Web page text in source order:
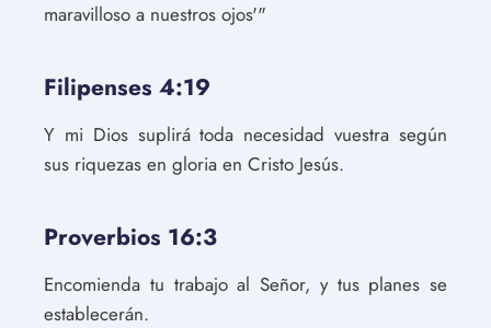
maravilloso a nuestros ojos'"
Filipenses 4:19
Y mi Dios suplirá toda necesidad vuestra según
sus riquezas en gloria en Cristo Jesús.
Proverbios 16:3
Encomienda tu trabajo al Señor, y tus planes se
establecerán.